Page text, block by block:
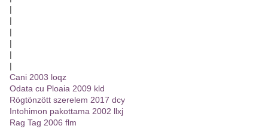
|
|
|
|
|
|
Cani 2003 loqz
Odata cu Ploaia 2009 kld
Rögtönzött szerelem 2017 dcy
Intohimon pakottama 2002 llxj
Rag Tag 2006 flm